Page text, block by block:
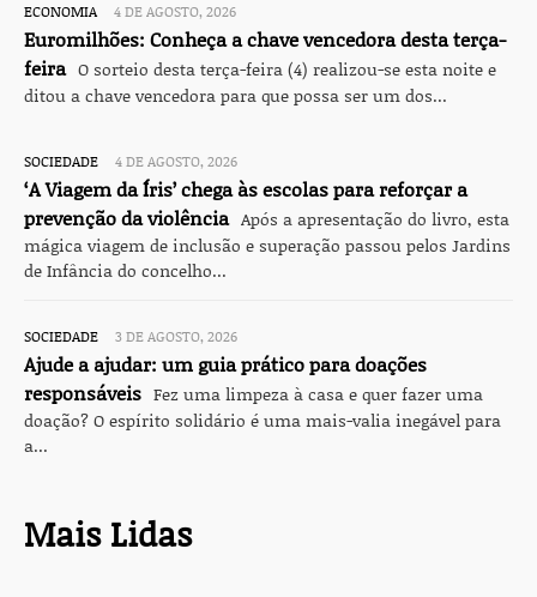
ECONOMIA 4 DE AGOSTO, 2026
Euromilhões: Conheça a chave vencedora desta terça-
feira O sorteio desta terça-feira (4) realizou-se esta noite e
ditou a chave vencedora para que possa ser um dos...
SOCIEDADE 4 DE AGOSTO, 2026
‘A Viagem da Íris’ chega às escolas para reforçar a
prevenção da violência Após a apresentação do livro, esta
mágica viagem de inclusão e superação passou pelos Jardins
de Infância do concelho...
SOCIEDADE 3 DE AGOSTO, 2026
Ajude a ajudar: um guia prático para doações
responsáveis Fez uma limpeza à casa e quer fazer uma
doação? O espírito solidário é uma mais-valia inegável para
a...
Mais Lidas